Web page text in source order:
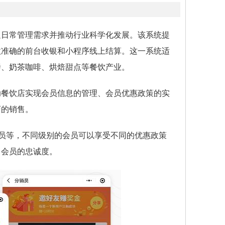
常管理需求并推动行业科学化发展。该系统提
确的前台收银和小程序线上结算。这一系统适
奶茶咖啡、烘焙甜点等餐饮产业。
饮店实现会员信息的管理、会员优惠政策的实
销售。
等，不同级别的会员可以享受不同的优惠政策
员的忠诚度。